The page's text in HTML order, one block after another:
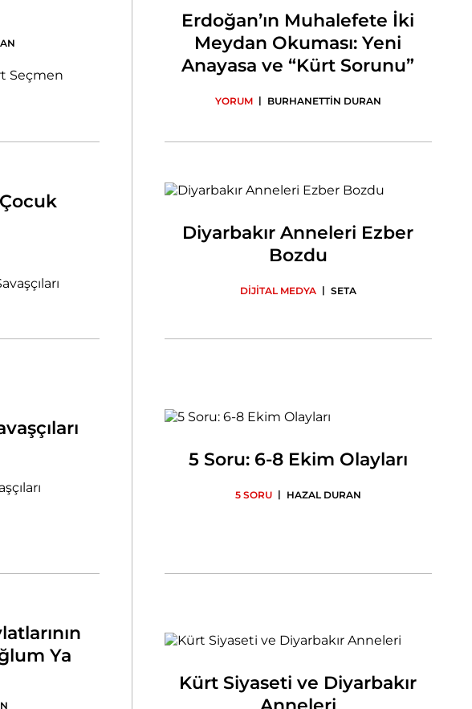
Erdoğan’ın Muhalefete İki
Meydan Okuması: Yeni
Anayasa ve “Kürt Sorunu”
YORUM | BURHANETTİN DURAN
Diyarbakır Anneleri Ezber
Bozdu
DİJİTAL MEDYA | SETA
5 Soru: 6-8 Ekim Olayları
5 SORU | HAZAL DURAN
Ya
Kürt Siyaseti ve Diyarbakır